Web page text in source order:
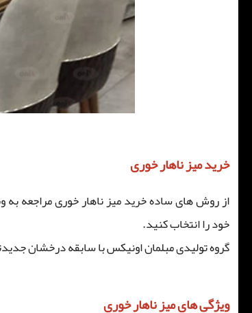
خرید میز ناهار خوری
از روش های ساده خرید میز ناهار خوری مراجعه
خود را انتخاب کنید.
گروه تولیدی مبلمان اونیکس با سابقه درخشان
ویژگی های میز ناهار خوری